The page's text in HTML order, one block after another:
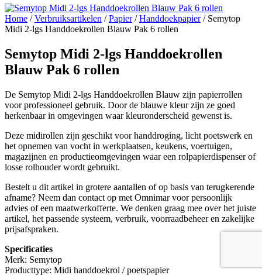
Home /Verbruiksartikelen /Papier/Handdoekpapier/ Semytop
Midi 2-lgs Handdoekrollen Blauw Pak 6 rollen
Semytop Midi 2-lgs Handdoekrollen
Blauw Pak 6 rollen
De Semytop Midi 2-lgs Handdoekrollen Blauw zijn papierrollen
voor professioneel gebruik. Door de blauwe kleur zijn ze goed
herkenbaar in omgevingen waar kleuronderscheid gewenst is.
Deze midirollen zijn geschikt voor handdroging, licht poetswerk en
het opnemen van vocht in werkplaatsen, keukens, voertuigen,
magazijnen en productieomgevingen waar een rolpapierdispenser of
losse rolhouder wordt gebruikt.
Bestelt u dit artikel in grotere aantallen of op basis van terugkerende
afname? Neem dan contact op met Omnimar voor persoonlijk
advies of een maatwerkofferte. We denken graag mee over het juiste
artikel, het passende systeem, verbruik, voorraadbeheer en zakelijke
prijsafspraken.
Specificaties
Merk: Semytop
Producttype: Midi handdoekrol / poetspapier